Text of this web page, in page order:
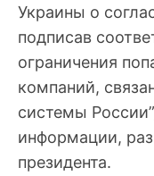
Украины о
подписав
ограничения
компаний,
системы
информации,
президента.